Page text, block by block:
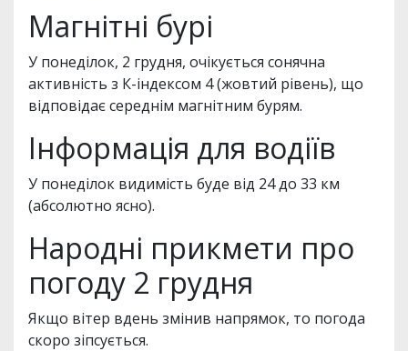
Магнітні бурі
У понеділок, 2 грудня, очікується сонячна
активність з К-індексом 4 (жовтий рівень), що
відповідає середнім магнітним бурям.
Інформація для водіїв
У понеділок видимість буде від 24 до 33 км
(абсолютно ясно).
Народні прикмети про
погоду 2 грудня
Якщо вітер вдень змінив напрямок, то погода
скоро зіпсується.